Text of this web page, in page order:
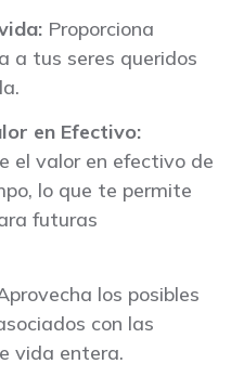
Proporciona
a tus seres queridos
en Efectivo:
el valor en efectivo de
lo que te permite
futuras
los posibles
con las
vida entera.